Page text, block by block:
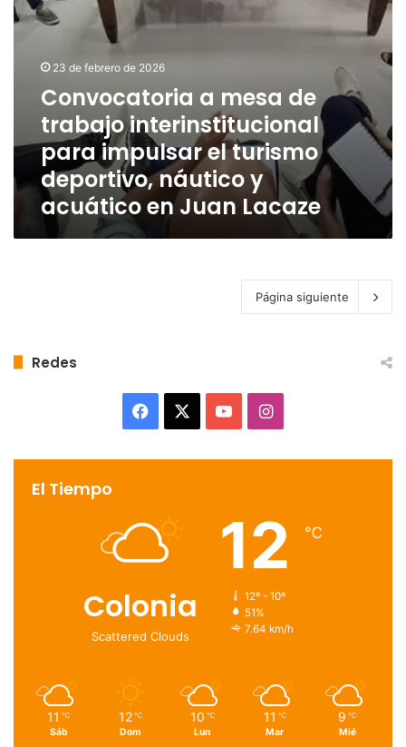
turismo
deportivo,
Lacaze
23 de febrero de 2026
Convocatoria a mesa de
trabajo interinstitucional
para impulsar el turismo
deportivo, náutico y
acuático en Juan Lacaze
Página siguiente
Redes
Facebook YouTubeInstagram
El Tiempo
Colonia
Scattered Clouds
12 ℃
12º - 10º
51%
7.64 km/h
11 ℃
Sáb
12 ℃
Dom
10 ℃
Lun
11 ℃
Mar
9 ℃
Mié